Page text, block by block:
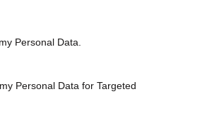
Personal Data.
Personal Data for Targeted
στη ζωή του
την καλύτερη παράσταση